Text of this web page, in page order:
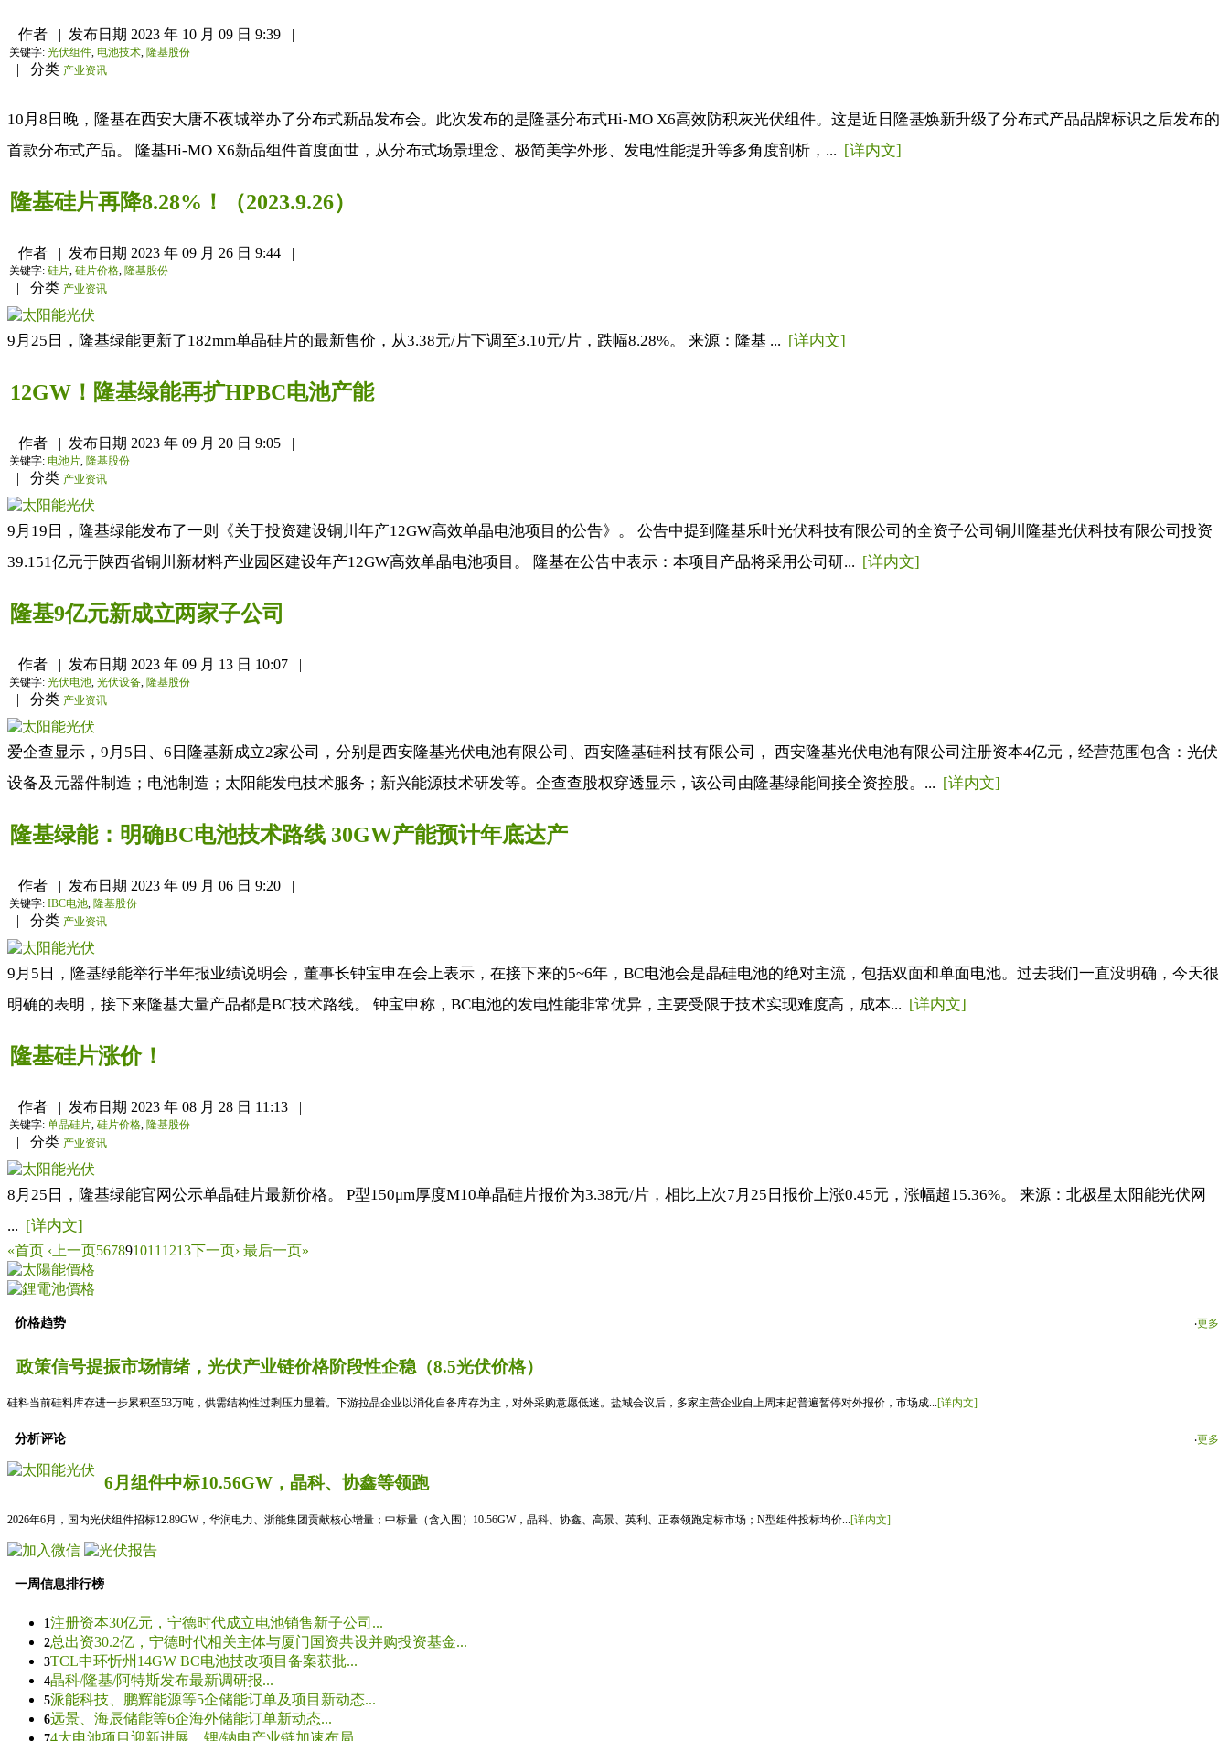
作者 | 发布日期 2023 年 10 月 09 日 9:39 |
关键字: 光伏组件, 电池技术, 隆基股份
| 分类 产业资讯
10月8日晚，隆基在西安大唐不夜城举办了分布式新品发布会。此次发布的是隆基分布式Hi-MO X6高效防积灰光伏组件。这是近日隆基焕新升级了分布式产品品牌标识之后发布的
首款分布式产品。 隆基Hi-MO X6新品组件首度面世，从分布式场景理念、极简美学外形、发电性能提升等多角度剖析，... [详内文]
隆基硅片再降8.28%！（2023.9.26）
作者 | 发布日期 2023 年 09 月 26 日 9:44 |
关键字: 硅片, 硅片价格, 隆基股份
| 分类 产业资讯
9月25日，隆基绿能更新了182mm单晶硅片的最新售价，从3.38元/片下调至3.10元/片，跌幅8.28%。 来源：隆基 ... [详内文]
12GW！隆基绿能再扩HPBC电池产能
作者 | 发布日期 2023 年 09 月 20 日 9:05 |
关键字: 电池片, 隆基股份
| 分类 产业资讯
9月19日，隆基绿能发布了一则《关于投资建设铜川年产12GW高效单晶电池项目的公告》。 公告中提到隆基乐叶光伏科技有限公司的全资子公司铜川隆基光伏科技有限公司投资
39.151亿元于陕西省铜川新材料产业园区建设年产12GW高效单晶电池项目。 隆基在公告中表示：本项目产品将采用公司研... [详内文]
隆基9亿元新成立两家子公司
作者 | 发布日期 2023 年 09 月 13 日 10:07 |
关键字: 光伏电池, 光伏设备, 隆基股份
| 分类 产业资讯
爱企查显示，9月5日、6日隆基新成立2家公司，分别是西安隆基光伏电池有限公司、西安隆基硅科技有限公司， 西安隆基光伏电池有限公司注册资本4亿元，经营范围包含：光伏
设备及元器件制造；电池制造；太阳能发电技术服务；新兴能源技术研发等。企查查股权穿透显示，该公司由隆基绿能间接全资控股。... [详内文]
隆基绿能：明确BC电池技术路线 30GW产能预计年底达产
作者 | 发布日期 2023 年 09 月 06 日 9:20 |
关键字: IBC电池, 隆基股份
| 分类 产业资讯
9月5日，隆基绿能举行半年报业绩说明会，董事长钟宝申在会上表示，在接下来的5~6年，BC电池会是晶硅电池的绝对主流，包括双面和单面电池。过去我们一直没明确，今天很
明确的表明，接下来隆基大量产品都是BC技术路线。 钟宝申称，BC电池的发电性能非常优异，主要受限于技术实现难度高，成本... [详内文]
隆基硅片涨价！
作者 | 发布日期 2023 年 08 月 28 日 11:13 |
关键字: 单晶硅片, 硅片价格, 隆基股份
| 分类 产业资讯
8月25日，隆基绿能官网公示单晶硅片最新价格。 P型150μm厚度M10单晶硅片报价为3.38元/片，相比上次7月25日报价上涨0.45元，涨幅超15.36%。 来源：北极星太阳能光伏网
... [详内文]
«首页 ‹上一页567891011 1213下一页› 最后一页»
价格趋势 ‧更多
政策信号提振市场情绪，光伏产业链价格阶段性企稳（8.5光伏价格）
硅料当前硅料库存进一步累积至53万吨，供需结构性过剩压力显着。下游拉晶企业以消化自备库存为主，对外采购意愿低迷。盐城会议后，多家主营企业自上周末起普遍暂停对外报价，市场成...[详内文]
分析评论 ‧更多
6月组件中标10.56GW，晶科、协鑫等领跑
2026年6月，国内光伏组件招标12.89GW，华润电力、浙能集团贡献核心增量；中标量（含入围）10.56GW，晶科、协鑫、高景、英利、正泰领跑定标市场；N型组件投标均价... [详内文]
一周信息排行榜
1注册资本30亿元，宁德时代成立电池销售新子公司...
2总出资30.2亿，宁德时代相关主体与厦门国资共设并购投资基金...
3TCL中环忻州14GW BC电池技改项目备案获批...
4晶科/隆基/阿特斯发布最新调研报...
5派能科技、鹏辉能源等5企储能订单及项目新动态...
6远景、海辰储能等6企海外储能订单新动态...
4大电池项目迎新进展，锂/钠电产业链加速布局...